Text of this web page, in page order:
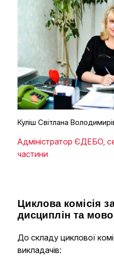
Куліш Світлана
Адміністратор ЄДЕБО,
частини
Циклова комісія
дисциплін та
До складу циклової
викладачів: